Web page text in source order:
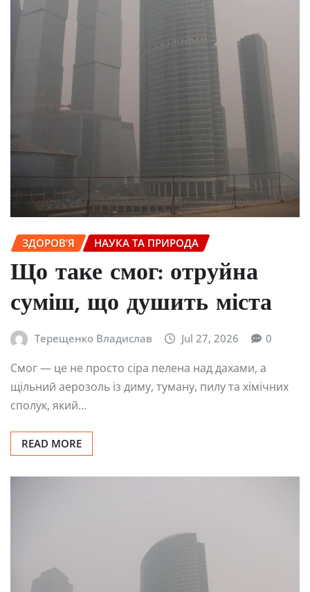
ЗДОРОВ’Я НАУКА ТА ПРИРОДА
Що таке смог: отруйна
суміш, що душить міста
Терещенко Владислав Jul 27, 2026 0
Смог — це не просто сіра пелена над дахами, а
щільний аерозоль із диму, туману, пилу та хімічних
сполук, який…
READ MORE